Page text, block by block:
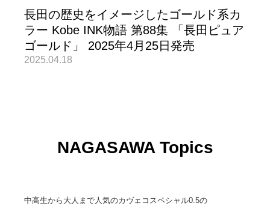
長田の歴史をイメージしたゴールド系カ
ラー Kobe INK物語 第88集 「長田ピュア
ゴールド」 2025年4月25日発売
2025.04.18
NAGASAWA Topics
中高生から大人まで人気のカヴェコスペシャル0.5の